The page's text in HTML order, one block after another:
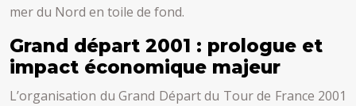
mer du Nord en toile de fond.
Grand départ 2001 : prologue et
impact économique majeur
L’organisation du Grand Départ du Tour de France 2001